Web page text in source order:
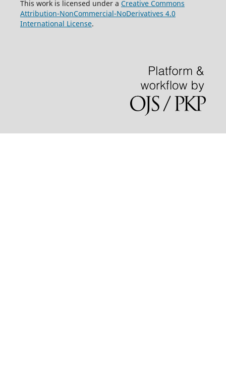
This work is licensed under a Creative Commons
Attribution-NonCommercial-NoDerivatives 4.0
International License.